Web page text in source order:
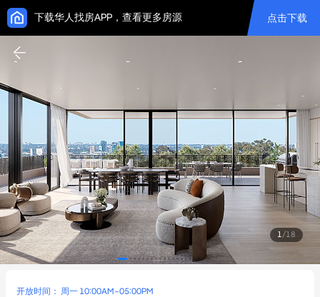
下载华人找房APP，查看更多房源 点击下载
1/18
开放时间： 周一 10:00AM~05:00PM